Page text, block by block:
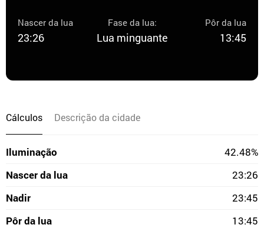
Nascer da lua
23:26
Fase da lua:
Lua minguante
Pôr da lua
13:45
Cálculos Descrição da cidade
Iluminação
42.48%
Nascer da lua
23:26
Nadir
23:45
Pôr da lua
13:45